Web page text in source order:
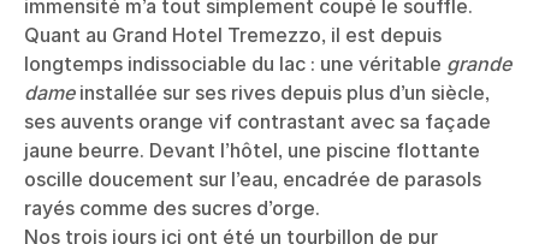
immensité m’a tout simplement coupé le souffle.
Quant au Grand Hotel Tremezzo, il est depuis
longtemps indissociable du lac : une véritable grande
dameinstallée sur ses rives depuis plus d’un siècle,
ses auvents orange vif contrastant avec sa façade
jaune beurre. Devant l’hôtel, une piscine flottante
oscille doucement sur l’eau, encadrée de parasols
rayés comme des sucres d’orge.
Nos trois jours ici ont été un tourbillon de pur